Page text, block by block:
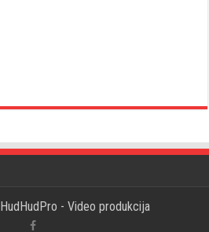
HudHudPro - Video produkcija